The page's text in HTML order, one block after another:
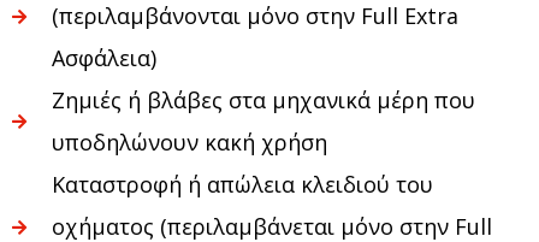
(περιλαμβάνονται μόνο στην Full Extra
Ασφάλεια)
Ζημιές ή βλάβες στα μηχανικά μέρη που
υποδηλώνουν κακή χρήση
Καταστροφή ή απώλεια κλειδιού του
οχήματος (περιλαμβάνεται μόνο στην Full